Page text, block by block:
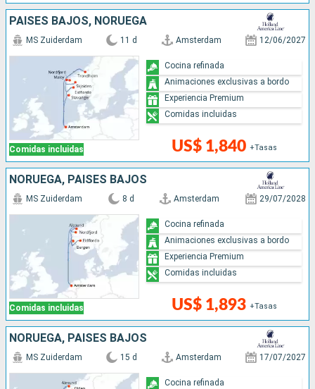
PAISES BAJOS, NORUEGA
Comidas incluidas
MS Zuiderdam 11 d Amsterdam 12/06/2027
US$ 1,840 +Tasas
Cocina refinada
Animaciones exclusivas a bordo
Experiencia Premium
Comidas incluidas
NORUEGA, PAISES BAJOS
Comidas incluidas
MS Zuiderdam 8 d Amsterdam 29/07/2028
US$ 1,893 +Tasas
Cocina refinada
Animaciones exclusivas a bordo
Experiencia Premium
Comidas incluidas
NORUEGA, PAISES BAJOS
MS Zuiderdam 15 d Amsterdam 17/07/2027
Cocina refinada